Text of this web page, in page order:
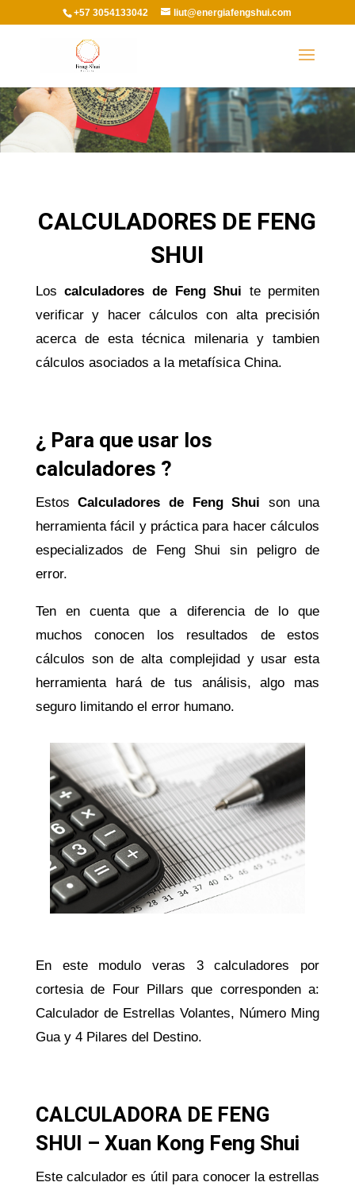
+57 3054133042 liut@energiafengshui.com
CALCULADORES DE FENG
SHUI
Loscalculadores de Feng Shui te permiten
verificar y hacer cálculos con alta precisión
acerca de esta técnica milenaria y tambien
cálculos asociados a la metafísica China.
¿ Para que usar los
calculadores ?
EstosCalculadores de Feng Shui son una
herramienta fácil y práctica para hacer cálculos
especializados de Feng Shui sin peligro de
error.
Ten en cuenta que a diferencia de lo que
muchos conocen los resultados de estos
cálculos son de alta complejidad y usar esta
herramienta hará de tus análisis, algo mas
seguro limitando el error humano.
En este modulo veras 3 calculadores por
cortesia de Four Pillars que corresponden a:
Calculador de Estrellas Volantes, Número Ming
Gua y 4 Pilares del Destino.
CALCULADORA DE FENG
SHUI – Xuan Kong Feng Shui
Este calculador es útil para conocer la estrellas